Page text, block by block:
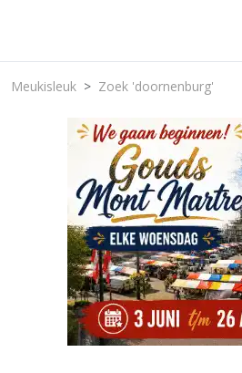
Meukisleuk Zoek 'doornenburg'